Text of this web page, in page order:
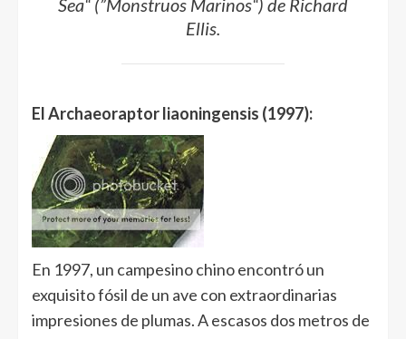
Sea“(”Monstruos Marinos“) de Richard
Ellis.
El Archaeoraptor liaoningensis (1997):
En 1997, un campesino chino encontró un
exquisito fósil de un ave con extraordinarias
impresiones de plumas. A escasos dos metros de